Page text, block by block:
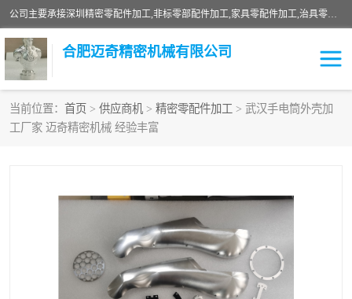
公司主要承接深圳精密零配件加工,非标零部配件加工,家具零配件加工,治具零配件加工,安徽精密零配件加工等各种各种精密机械加工，欢迎来来电咨询！
合肥迈奇精密机械有限公司
当前位置： 首页 > 供应商机 > 精密零配件加工 > 武汉手电筒外壳加
工厂家 迈奇精密机械 经验丰富
铣床加工
数控精密机加工
零部件机加工 机床零件加工
数控机床加工